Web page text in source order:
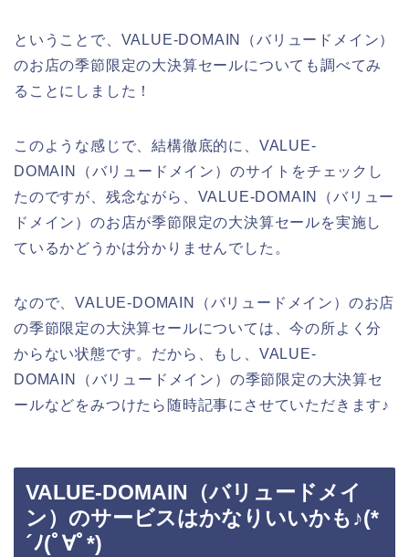
ということで、VALUE-DOMAIN（バリュードメイン）
のお店の季節限定の大決算セールについても調べてみ
ることにしました！
このような感じで、結構徹底的に、VALUE-
DOMAIN（バリュードメイン）のサイトをチェックし
たのですが、残念ながら、VALUE-DOMAIN（バリュー
ドメイン）のお店が季節限定の大決算セールを実施し
ているかどうかは分かりませんでした。
なので、VALUE-DOMAIN（バリュードメイン）のお店
の季節限定の大決算セールについては、今の所よく分
からない状態です。だから、もし、VALUE-
DOMAIN（バリュードメイン）の季節限定の大決算セ
ールなどをみつけたら随時記事にさせていただきます♪
VALUE-DOMAIN（バリュードメイ
ン）のサービスはかなりいいかも♪(*
´ﾉ(ﾟ∀ﾟ*)